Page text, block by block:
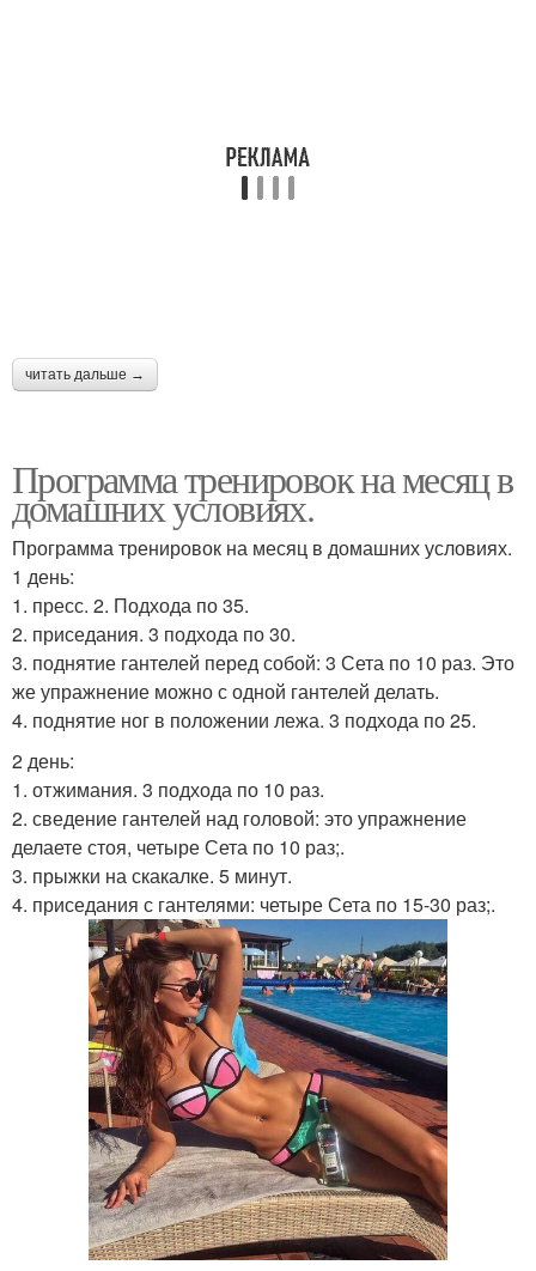
читать дальше →
Программа тренировок на месяц в
домашних условиях.
Программа тренировок на месяц в домашних условиях.
1 день:
1. пресс. 2. Подхода по 35.
2. приседания. 3 подхода по 30.
3. поднятие гантелей перед собой: 3 Сета по 10 раз. Это
же упражнение можно с одной гантелей делать.
4. поднятие ног в положении лежа. 3 подхода по 25.
2 день:
1. отжимания. 3 подхода по 10 раз.
2. сведение гантелей над головой: это упражнение
делаете стоя, четыре Сета по 10 раз;.
3. прыжки на скакалке. 5 минут.
4. приседания с гантелями: четыре Сета по 15-30 раз;.